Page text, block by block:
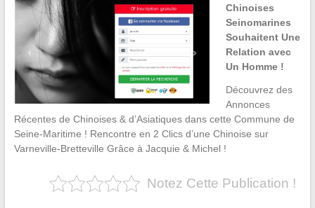
Chinoises
Seinomarines
Souhaitent Une
Relation avec
Un Homme !
Découvrez des
Annonces
Récentes de Chinoises & d’Asiatiques dans cette Commune de
Seine-Maritime ! Rencontre en 2 Clics d’une Chinoise sur
Varneville-Bretteville Grâce à Jacquie & Michel !
Notez Cette Publication !